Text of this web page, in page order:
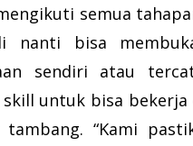
semua
nanti bisa
sendiri atau
untuk bisa bekerja
tambang. “Kami